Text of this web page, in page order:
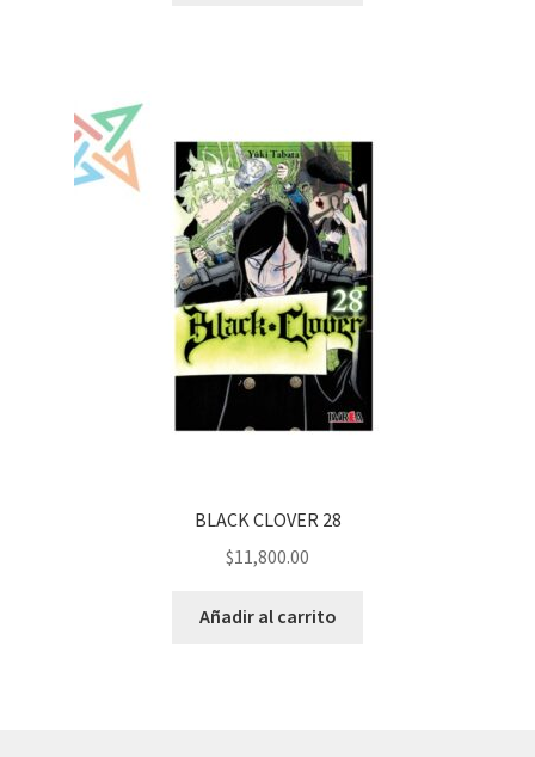
BLACK CLOVER 28
$11,800.00
Añadir al carrito